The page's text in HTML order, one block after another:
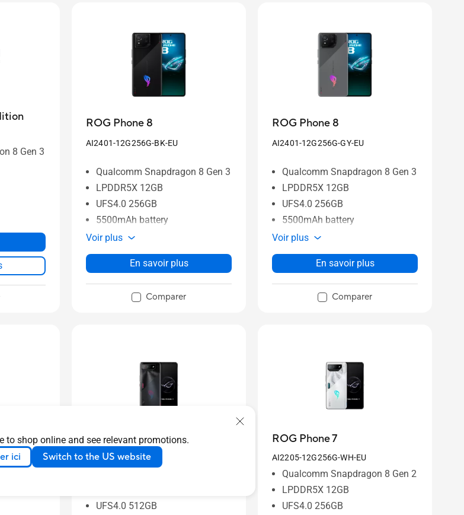
to shop online and see relevant promotions.
ici Switch to the US website
8 Gen 3
ROG Phone 8
AI2401-12G256G-BK-EU
Qualcomm Snapdragon 8 Gen 3
LPDDR5X 12GB
UFS4.0 256GB
5500mAh battery
Voir plus
En savoir plus
Comparer
ROG Phone 8
AI2401-12G256G-GY-EU
Qualcomm Snapdragon 8 Gen 3
LPDDR5X 12GB
UFS4.0 256GB
5500mAh battery
Voir plus
En savoir plus
Comparer
ROG Phone 7
AI2205-16G512G-BK-EU
UFS4.0 512GB
ROG Phone 7
AI2205-12G256G-WH-EU
Qualcomm Snapdragon 8 Gen 2
LPDDR5X 12GB
UFS4.0 256GB